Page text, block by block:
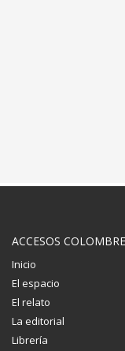
ACCESOS COLOMBRE
Inicio
El espacio
El relato
La editorial
Librería